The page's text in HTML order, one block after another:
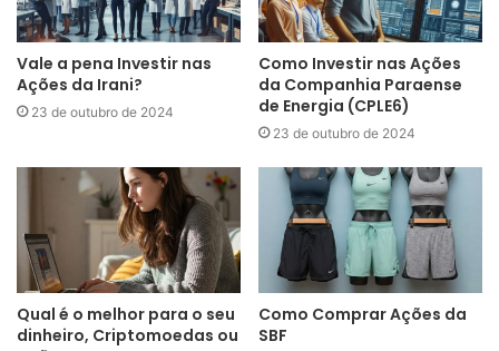
Vale a pena Investir nas
Ações da Irani?
23 de outubro de 2024
Como Investir nas Ações
da Companhia Paraense
de Energia (CPLE6)
23 de outubro de 2024
Qual é o melhor para o seu
dinheiro, Criptomoedas ou
Como Comprar Ações da
SBF